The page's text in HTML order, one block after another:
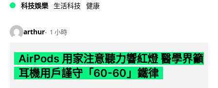
科技娛樂 生活科技 健康
arthur 1 小時
AirPods 用家注意聽力響紅燈 醫學界籲
耳機用戶謹守「60-60」鐵律